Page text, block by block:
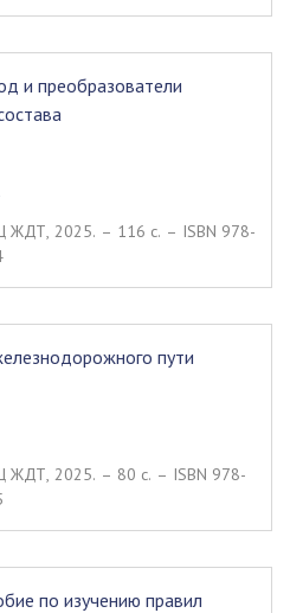
и преобразователи
ЖДТ, 2025. – 116 c. – ISBN 978-
пути
ЖДТ, 2025. – 80 c. – ISBN 978-
по изучению правил